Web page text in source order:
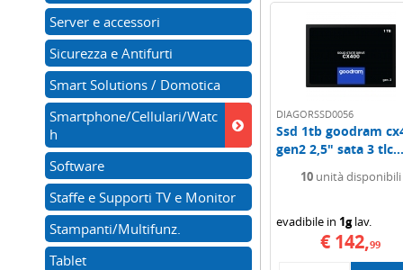
DIAGORSSD0056
Ssd 1tb goodram
gen2 2,5" sata 3 tlc...
10 unità disponibili
evadibile in 1glav.
€ 142,99
Server e accessori
Sicurezza e Antifurti
Smart Solutions / Domotica
Smartphone/Cellulari/Watc
h
Software
Staffe e Supporti TV e Monitor
Stampanti/Multifunz.
Tablet